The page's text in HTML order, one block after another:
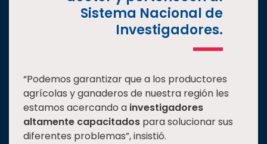
Sistema Nacional de
Investigadores.
“Podemos garantizar que a los productores
agrícolas y ganaderos de nuestra región les
estamos acercando a investigadores
altamente capacitados para solucionar sus
diferentes problemas”, insistió.